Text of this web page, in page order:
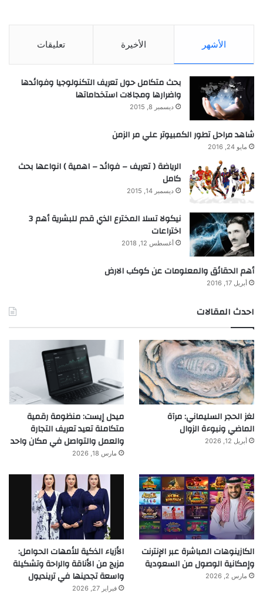
الأشهر الأخيرة تعليقات
بحث متكامل حول تعريف التكنولوجيا وفوائدها
واضرارها ومجالات استخداماتها
ديسمبر 8, 2015
شاهد مراحل تطور الكمبيوتر علي مر الزمن
مايو 24, 2016
الرياضة ( تعريف – فوائد – اهمية ) انواعها بحث
كامل
ديسمبر 14, 2015
نيكولا تسلا المخترع الذي قدم للبشرية أهم 3
اختراعات
أغسطس 12, 2018
أهم الحقائق والمعلومات عن كوكب الارض
أبريل 17, 2016
احدث المقالات
لغز الحجر السليماني: مرآة
الماضي ونبوءة الزوال
أبريل 12, 2026
ميدل إيست: منظومة رقمية
متكاملة تعيد تعريف التجارة
والعمل والتواصل في مكان واحد
مارس 18, 2026
الكازينوهات المباشرة عبر الإنترنت
وإمكانية الوصول من السعودية
مارس 2, 2026
الأزياء الذكية للأمهات الحوامل:
مزيج من الأناقة والراحة وتشكيلة
واسعة تجدينها في ترينديول
فبراير 27, 2026